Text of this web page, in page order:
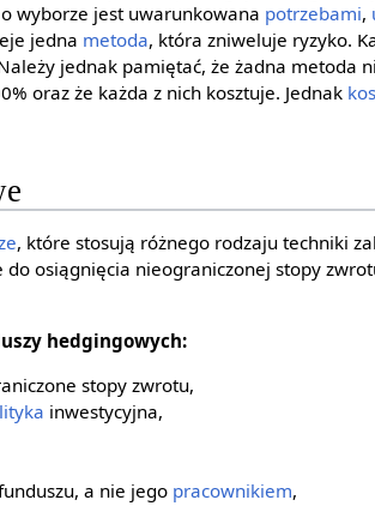
o wyborze jest uwarunkowana potrzebami,
jedna metoda, która zniweluje ryzyko.
jednak pamiętać, że żadna metoda
oraz że każda z nich kosztuje. Jednak
, które stosują różnego rodzaju techniki
osiągnięcia nieograniczonej stopy
hedgingowych:
stopy zwrotu,
inwestycyjna,
a nie jego pracownikiem,